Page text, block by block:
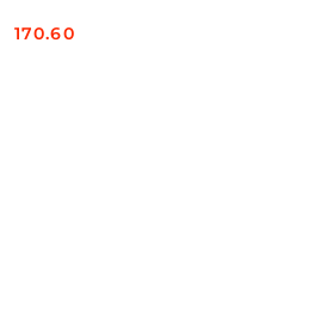
Cena:
170.60